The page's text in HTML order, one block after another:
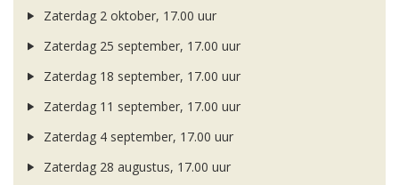
Zaterdag 2 oktober, 17.00 uur
Zaterdag 25 september, 17.00 uur
Zaterdag 18 september, 17.00 uur
Zaterdag 11 september, 17.00 uur
Zaterdag 4 september, 17.00 uur
Zaterdag 28 augustus, 17.00 uur